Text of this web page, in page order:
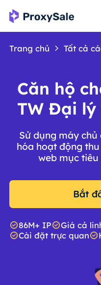
Trang chủ Tất cả
Căn hộ
TW Đại lý
Sử dụng máy
hóa hoạt động
web mục
Bắt
86M+ IP Giá cả
Cài đặt trực quan